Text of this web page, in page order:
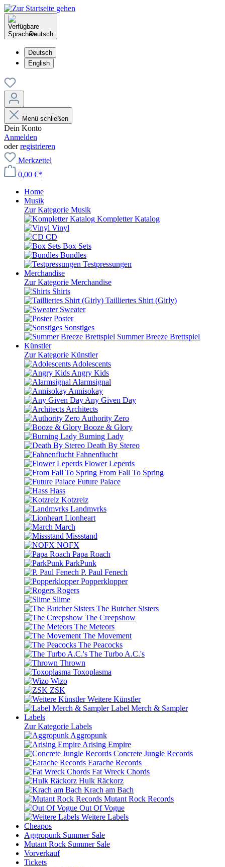
Deutsch
Deutsch
English
Menü schließen
Dein Konto
Anmelden
oderregistrieren
Merkzettel
0,00 €*
Home
Musik
Zur Kategorie Musik
Kompletter Katalog
Vinyl
CD
Box Sets
Bundles
Testpressungen
Merchandise
Zur Kategorie Merchandise
Shirts
Tailliertes Shirt (Girly)
Sweater
Poster
Sonstiges
Summer Breeze Brettspiel
Künstler
Zur Kategorie Künstler
Adolescents
Angry Kids
Alarmsignal
Annisokay
Any Given Day
Architects
Authority Zero
Booze & Glory
Burning Lady
Death By Stereo
Fahnenflucht
Flower Leperds
From Fall To Spring
Future Palace
Hass
Kotzreiz
Landmvrks
Lionheart
March
Missstand
NOFX
Papa Roach
ParkPunk
P. Paul Fenech
Popperklopper
Rogers
Slime
The Butcher Sisters
The Creepshow
The Meteors
The Movement
The Peacocks
The Turbo A.C.'s
Thrown
Toxoplasma
Wizo
ZSK
Weitere Künstler
Label Merch & Sampler
Labels
Zur Kategorie Labels
Aggropunk
Arising Empire
Concrete Jungle Records
Earache Records
Fat Wreck Chords
Hulk Räckorz
Krach am Bach
Mutant Rock Records
Out Of Vogue
Weitere Labels
Cheapos
Aggropunk Summer Sale
Mutant Rock Summer Sale
Vorverkauf
Tickets